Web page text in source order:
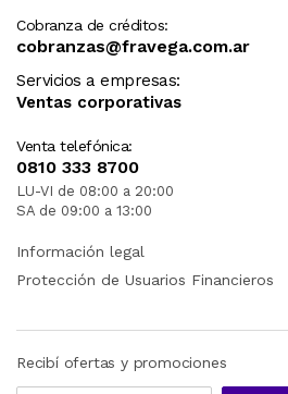
Cobranza de créditos:
cobranzas@fravega.com.ar
Servicios a empresas:
Ventas corporativas
Venta telefónica:
0810 333 8700
LU-VI de 08:00 a 20:00
SA de 09:00 a 13:00
Información legal
Protección de Usuarios Financieros
Recibí ofertas y promociones